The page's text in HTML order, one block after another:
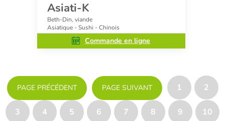
Asiati-K
Beth-Din, viande
Asiatique - Sushi - Chinois
Commande en ligne
PAGE PRÉCÉDENT PAGE SUIVANT 1 2
3 4 5 6 7 8 9 10